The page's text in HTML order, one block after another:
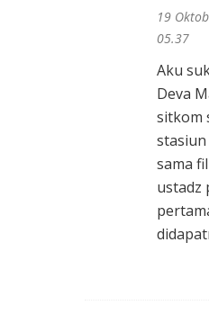
19
05.37
Aku
Deva
sitkom
stasiun
sama
ustadz